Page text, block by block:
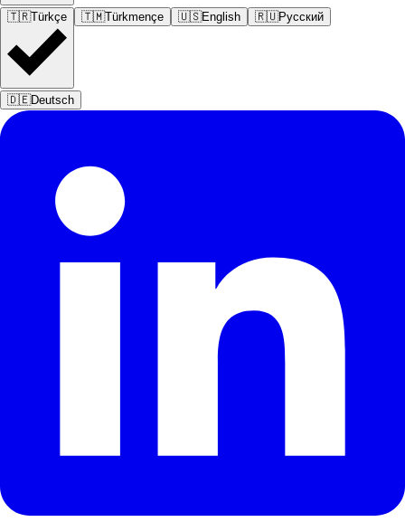
🇹🇷Türkçe 🇹🇲Türkmençe 🇺🇸English 🇷🇺Русский
🇩🇪Deutsch